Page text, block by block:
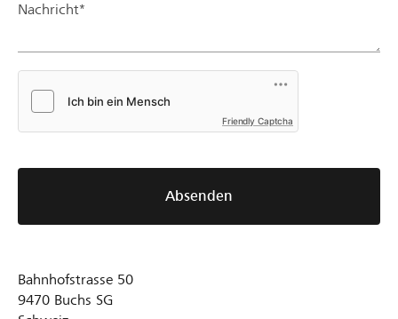
Nachricht*
Friendly Captcha
Absenden
Bahnhofstrasse 50
9470 Buchs SG